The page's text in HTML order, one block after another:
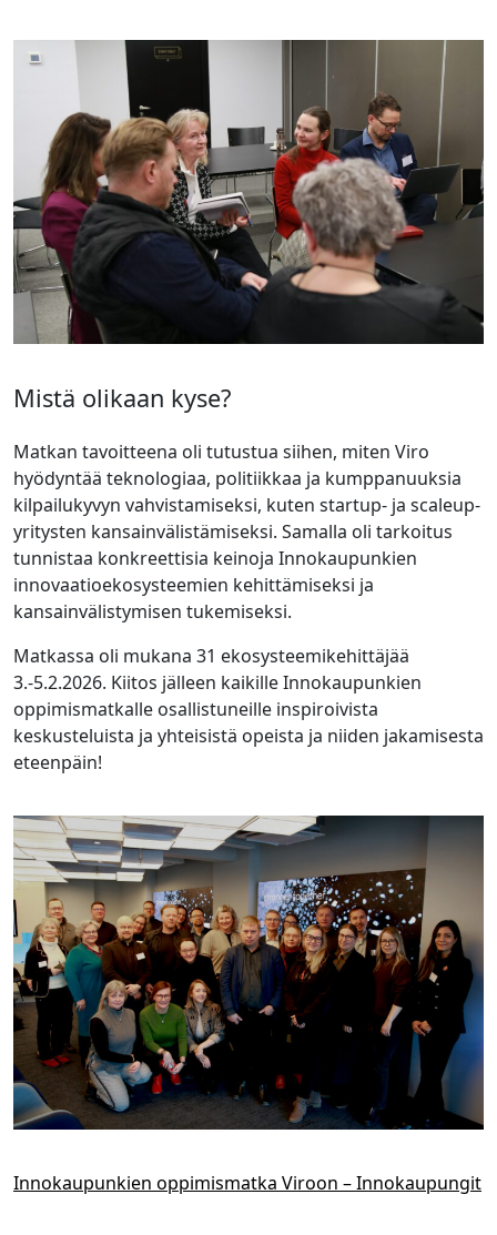
Mistä olikaan kyse?
Matkan tavoitteena oli tutustua siihen, miten Viro
hyödyntää teknologiaa, politiikkaa ja kumppanuuksia
kilpailukyvyn vahvistamiseksi, kuten startup- ja scaleup-
yritysten kansainvälistämiseksi. Samalla oli tarkoitus
tunnistaa konkreettisia keinoja Innokaupunkien
innovaatioekosysteemien kehittämiseksi ja
kansainvälistymisen tukemiseksi.
Matkassa oli mukana 31 ekosysteemikehittäjää
3.-5.2.2026. Kiitos jälleen kaikille Innokaupunkien
oppimismatkalle osallistuneille inspiroivista
keskusteluista ja yhteisistä opeista ja niiden jakamisesta
eteenpäin!
Innokaupunkien oppimismatka Viroon – Innokaupungit